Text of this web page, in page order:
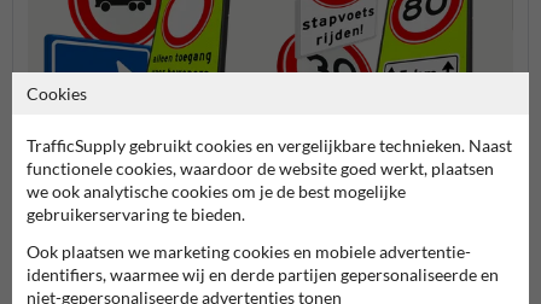
Geslotenverklaringen (C-
Snelheidsborden (A-serie)
Verkeersborden RVV
Cookies
TrafficSupply gebruikt cookies en vergelijkbare technieken. Naast
functionele cookies, waardoor de website goed werkt, plaatsen
we ook analytische cookies om je de best mogelijke
gebruikerservaring te bieden.
Ook plaatsen we marketing cookies en mobiele advertentie-
identifiers, waarmee wij en derde partijen gepersonaliseerde en
niet-gepersonaliseerde advertenties tonen